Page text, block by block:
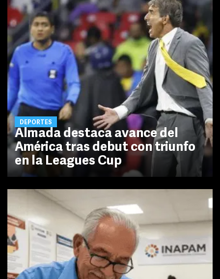
DEPORTES
Almada destaca avance del
América tras debut con triunfo
en la Leagues Cup